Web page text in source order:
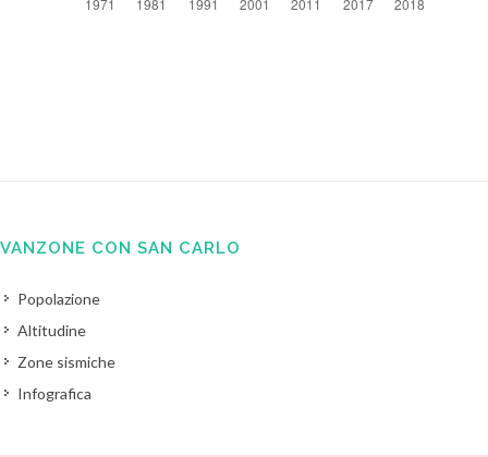
VANZONE CON SAN CARLO
Popolazione
Altitudine
Zone sismiche
Infografica